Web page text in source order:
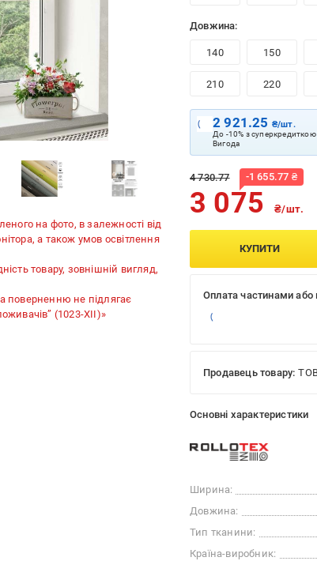
на фото, в залежності від
а також умов освітлення
товару, зовнішній вигляд,
поверненню не підлягає
(1023-XII)»
Довжина:
140 150
210 220
2 921.25 ₴/шт.
До -10% з суперкредиткою
Вигода
4 730.77 -1 655.77 ₴
3 075 ₴/шт.
КУПИТИ
Оплата частинами або
Продавець товару:
Основні характеристики
Ширина:
Довжина:
Тип тканини:
Країна-виробник: